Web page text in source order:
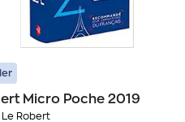
Micro Poche 2019
Le Robert